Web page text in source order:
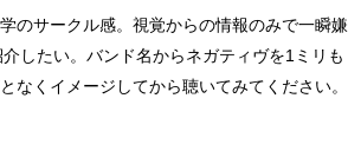
のサークル感。視覚からの情報のみで一瞬嫌
したい。バンド名からネガティヴを1ミリも
なくイメージしてから聴いてみてください。